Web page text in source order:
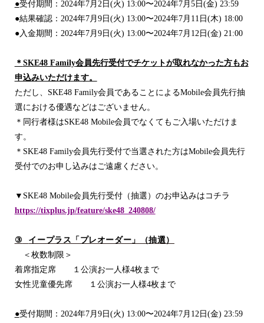
●受付期間： 2024年7月 2 日 (火) 13:00〜2024年7月 5日 (金) 23:59
●結果確認： 2024年7月 9日 (火) 13:00〜2024年7月 11 日 (木) 18:00
●入金期間： 2024年7月 9日 (火) 13:00〜2024年7月 12 日 (金) 21:00
＊ SKE48 Family会員先行受付でチケットが取れなかった方もお
申込みいただけます。
ただし、 SKE48 Family会員であることによるMobile会員先行抽
選における優遇などはございません。
＊同行者様はSKE48 Mobile会員でなくてもご入場いただけま
す。
＊ SKE48 Family会員先行受付で当選された方はMobile会員先行
受付でのお申し込みはご遠慮ください。
▼ SKE48 Mobile会員先行受付（抽選）のお申込みはコチラ
https://tixplus.jp/feature/ske48_240808/
③
イープラス「プレオーダー」（抽選）
＜枚数制限＞
着席指定席 １公演お一人様4枚まで
女性児童優先席 １公演お一人様4枚まで
●受付期間： 2024年7月 9日 (火) 13:00〜2024年7月 12 日 (金) 23:59